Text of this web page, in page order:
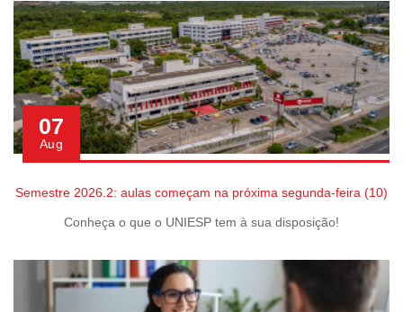
07
Aug
Semestre 2026.2: aulas começam na próxima segunda-feira (10)
Conheça o que o UNIESP tem à sua disposição!